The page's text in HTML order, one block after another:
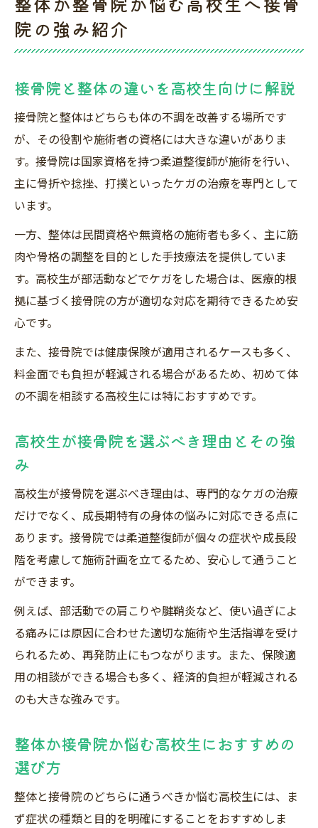
院の強み紹介
接骨院と整体の違いを高校生向けに解説
接骨院と整体はどちらも体の不調を改善する場所です
が、その役割や施術者の資格には大きな違いがありま
す。接骨院は国家資格を持つ柔道整復師が施術を行い、
主に骨折や捻挫、打撲といったケガの治療を専門として
います。
一方、整体は民間資格や無資格の施術者も多く、主に筋
肉や骨格の調整を目的とした手技療法を提供していま
す。高校生が部活動などでケガをした場合は、医療的根
拠に基づく接骨院の方が適切な対応を期待できるため安
心です。
また、接骨院では健康保険が適用されるケースも多く、
料金面でも負担が軽減される場合があるため、初めて体
の不調を相談する高校生には特におすすめです。
高校生が接骨院を選ぶべき理由とその強
み
高校生が接骨院を選ぶべき理由は、専門的なケガの治療
だけでなく、成長期特有の身体の悩みに対応できる点に
あります。接骨院では柔道整復師が個々の症状や成長段
階を考慮して施術計画を立てるため、安心して通うこと
ができます。
例えば、部活動での肩こりや腱鞘炎など、使い過ぎによ
る痛みには原因に合わせた適切な施術や生活指導を受け
られるため、再発防止にもつながります。また、保険適
用の相談ができる場合も多く、経済的負担が軽減される
のも大きな強みです。
整体か接骨院か悩む高校生におすすめの
選び方
整体と接骨院のどちらに通うべきか悩む高校生には、ま
ず症状の種類と目的を明確にすることをおすすめしま